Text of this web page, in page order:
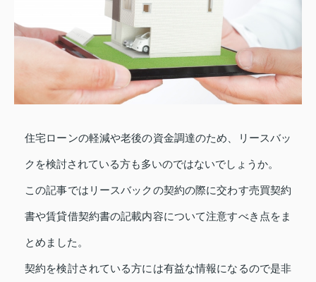
住宅ローンの軽減や老後の資金調達のため、リースバッ
クを検討されている方も多いのではないでしょうか。
この記事ではリースバックの契約の際に交わす売買契約
書や賃貸借契約書の記載内容について注意すべき点をま
とめました。
契約を検討されている方には有益な情報になるので是非